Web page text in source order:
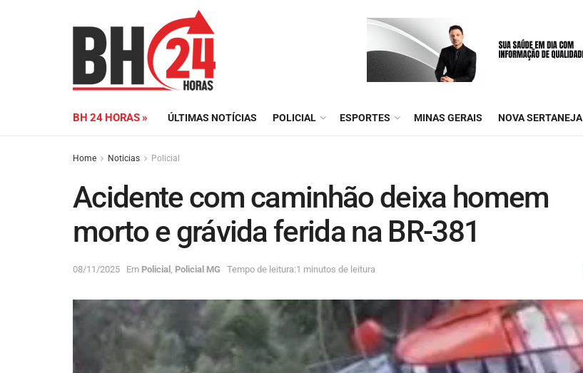
BH 24 HORAS » ÚLTIMAS NOTÍCIAS POLICIAL ESPORTES MINAS GERAIS NOVA SERTANEJA
Home Noticias Policial
Acidente com caminhão deixa homem
morto e grávida ferida na BR-381
08/11/2025 Em Policial Policial MG Tempo de leitura:1 minutos de leitura